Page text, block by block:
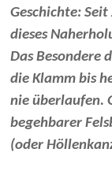
Geschichte:
dieses
Das Besondere
die Klamm bis
nie überlaufen.
begehbarer
(oder